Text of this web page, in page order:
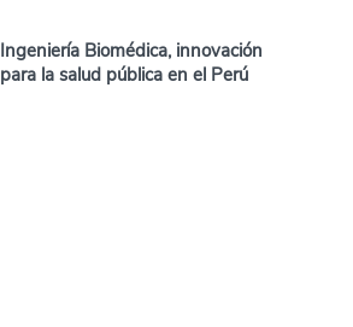
Ingeniería Biomédica, innovación
para la salud pública en el Perú